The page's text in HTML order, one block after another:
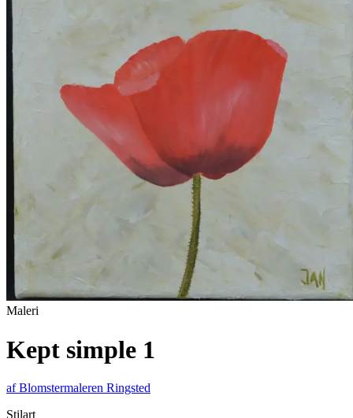
Maleri
Kept simple 1
afBlomstermaleren Ringsted
Stilart